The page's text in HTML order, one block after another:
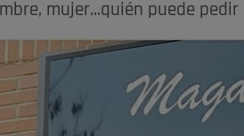
mujer...quién puede pedir